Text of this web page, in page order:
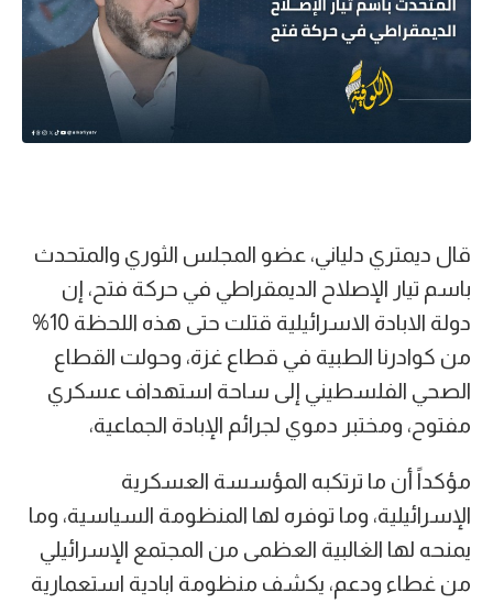
قال ديمتري دلياني، عضو المجلس الثوري والمتحدث
باسم تيار الإصلاح الديمقراطي في حركة فتح، إن
دولة الابادة الاسرائيلية قتلت حتى هذه اللحظة 10%
من كوادرنا الطبية في قطاع غزة، وحولت القطاع
الصحي الفلسطيني إلى ساحة استهداف عسكري
مفتوح، ومختبر دموي لجرائم الإبادة الجماعية،
مؤكداً أن ما ترتكبه المؤسسة العسكرية
الإسرائيلية، وما توفره لها المنظومة السياسية، وما
يمنحه لها الغالبية العظمى من المجتمع الإسرائيلي
من غطاء ودعم، يكشف منظومة ابادية استعمارية